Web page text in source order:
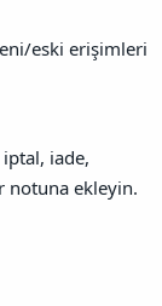
eski erişimleri
iade,
notuna ekleyin.